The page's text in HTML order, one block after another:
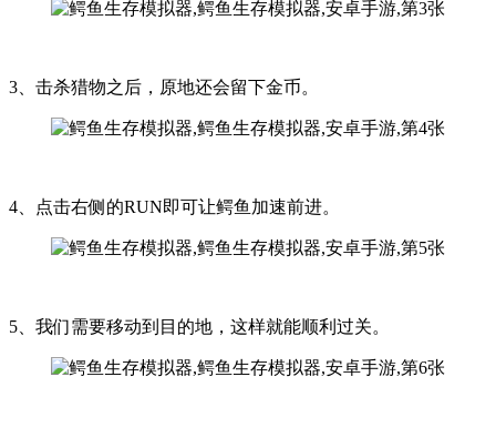
3、击杀猎物之后，原地还会留下金币。
4、点击右侧的RUN即可让鳄鱼加速前进。
5、我们需要移动到目的地，这样就能顺利过关。